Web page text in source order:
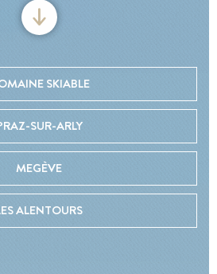
SKIABLE
SUR-ARLY
MEGÈVE
ALENTOURS